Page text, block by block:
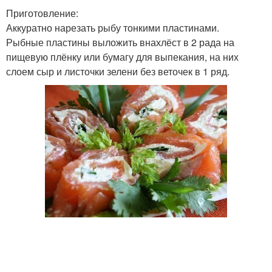
Приготовление:
Аккуратно нарезать рыбу тонкими пластинами.
Рыбные пластины выложить внахлёст в 2 рада на
пищевую плёнку или бумагу для выпекания, на них
слоем сыр и листочки зелени без веточек в 1 ряд.